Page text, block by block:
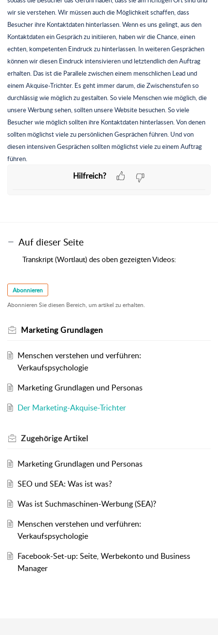
wir sie verstehen. Wir müssen auch die Möglichkeit schaffen, dass
Besucher ihre Kontaktdaten hinterlassen. Wenn es uns gelingt, aus den
Kontaktdaten ein Gespräch zu initiieren, haben wir die Chance, einen
echten, kompetenten Eindruck zu hinterlassen. In weiteren Gesprächen
können wir diesen Eindruck intensivieren und letztendlich den Auftrag
erhalten. Das ist die Parallele zwischen einem menschlichen Lead und
einem Akquise-Trichter. Es geht immer darum, die Zwischenstufen so
durchlässig wie möglich zu gestalten. So viele Menschen wie möglich, die
unsere Werbung sehen, sollten unsere Website besuchen. So viele
Besucher wie möglich sollten ihre Kontaktdaten hinterlassen. Von denen
sollten möglichst viele zu persönlichen Gesprächen führen. Und von
diesen intensiven Gesprächen sollten möglichst viele zu einem Auftrag
führen.
Hilfreich?
Auf dieser Seite
Transkript (Wortlaut) des oben gezeigten Videos:
Abonnieren
Abonnieren Sie diesen Bereich, um artikel zu erhalten.
Marketing Grundlagen
Menschen verstehen und verführen:
Verkaufspsychologie
Marketing Grundlagen und Personas
Der Marketing-Akquise-Trichter
ZugehörigeArtikel
Marketing Grundlagen und Personas
SEO und SEA: Was ist was?
Was ist Suchmaschinen-Werbung (SEA)?
Menschen verstehen und verführen:
Verkaufspsychologie
Facebook-Set-up: Seite, Werbekonto und Business
Manager